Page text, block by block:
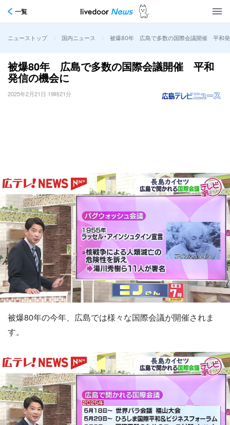
一覧
ニューストップ > 国内ニュース > 被爆80年 広島で多数の国際会議開催 平和発
被爆80年 広島で多数の国際会議開催 平和
発信の機会に
2025年2月21日 19時21分
被爆80年の今年、広島では様々な国際会議が開催されま
す。